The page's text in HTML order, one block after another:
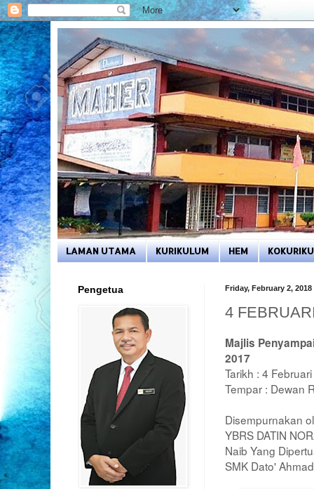
LAMAN UTAMA KURIKULUM HEM
Friday, February 2, 2018
4
Majlis
2017
Tarikh : 4
Tempar : Dewan
Disempurnakan
YBRS DATIN
Naib Yang
SMK Dato'
Pengetua